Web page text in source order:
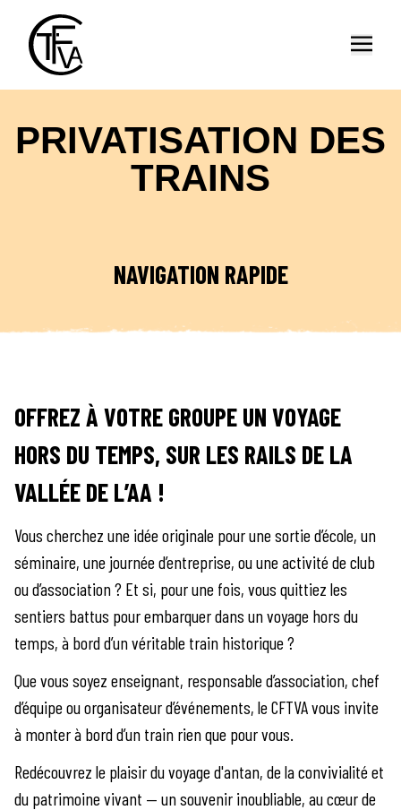
PRIVATISATION DES
TRAINS
NAVIGATION RAPIDE
OFFREZ À VOTRE GROUPE UN VOYAGE
HORS DU TEMPS, SUR LES RAILS DE LA
VALLÉE DE L’AA !
Vous cherchez une idée originale pour une sortie d’école, un
séminaire, une journée d’entreprise, ou une activité de club
ou d’association ? Et si, pour une fois, vous quittiez les
sentiers battus pour embarquer dans un voyage hors du
temps, à bord d’un véritable train historique ?
Que vous soyez enseignant, responsable d’association, chef
d’équipe ou organisateur d’événements, le CFTVA vous invite
à monter à bord d’un train rien que pour vous.
Redécouvrez le plaisir du voyage d'antan, de la convivialité et
du patrimoine vivant — un souvenir inoubliable, au cœur de